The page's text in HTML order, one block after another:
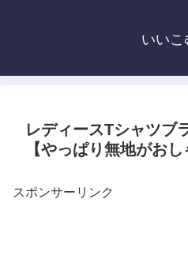
いいこ
レディースTシャツブ
【やっぱり無地がおし
スポンサーリンク